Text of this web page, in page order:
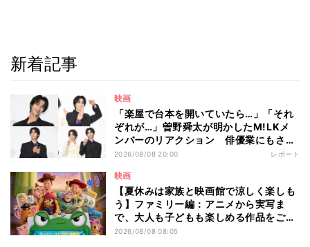
新着記事
映画
「楽屋で台本を開いていたら…」「それ
ぞれが…」曽野舜太が明かしたM!LKメ
ンバーのリアクション 俳優業にもさら
なる意欲
2026/08/08 20:00 レポート
映画
【夏休みは家族と映画館で涼しく楽しも
う】ファミリー編：アニメから実写ま
で、大人も子どもも楽しめる作品をご紹
介 - 編集部が注目する最新映画5選
2026/08/08 08:05